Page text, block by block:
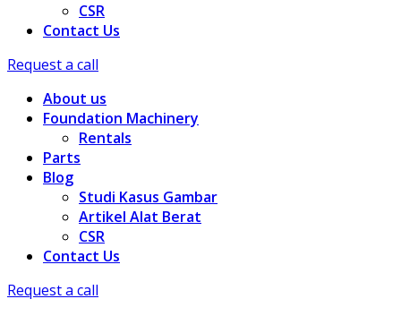
CSR
Contact Us
Request a call
About us
Foundation Machinery
Rentals
Parts
Blog
Studi Kasus Gambar
Artikel Alat Berat
CSR
Contact Us
Request a call